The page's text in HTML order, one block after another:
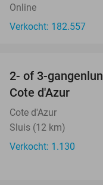
Online
Verkocht: 182.557
2- of 3-
Cote d'Azur
Cote d'Azur
Sluis (12 km)
Verkocht: 1.130